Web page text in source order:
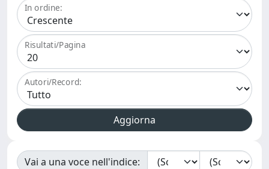
In ordine:
Risultati/Pagina
Autori/Record:
Vai a una voce nell'indice: